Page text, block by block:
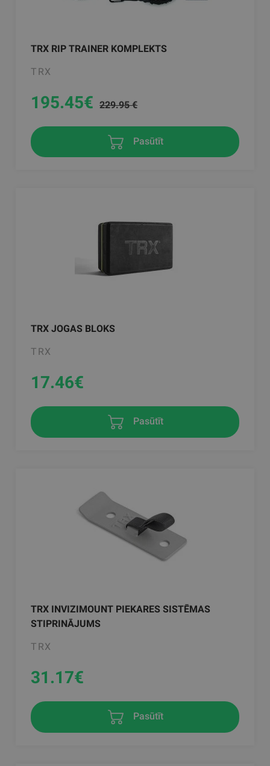
TRX RIP TRAINER KOMPLEKTS
TRX
195.45€ 229.95 €
Pasūtīt
TRX JOGAS BLOKS
TRX
17.46€
Pasūtīt
TRX INVIZIMOUNT PIEKARES SISTĒMAS
STIPRINĀJUMS
TRX
31.17€
Pasūtīt